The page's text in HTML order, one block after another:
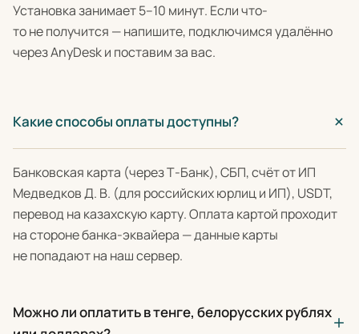
Установка занимает 5–10 минут. Если что-
то не получится — напишите, подключимся удалённо
через AnyDesk и поставим за вас.
Какие способы оплаты доступны?
Банковская карта (через Т-Банк), СБП, счёт от ИП
Медведков Д. В. (для российских юрлиц и ИП), USDT,
перевод на казахскую карту. Оплата картой проходит
на стороне банка-эквайера — данные карты
не попадают на наш сервер.
Можно ли оплатить в тенге, белорусских рублях